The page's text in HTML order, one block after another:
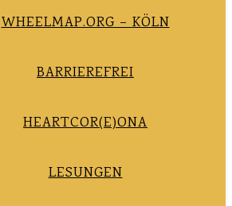
WHEELMAP.ORG – KÖLN
BARRIEREFREI
HEARTCOR(E)ONA
LESUNGEN